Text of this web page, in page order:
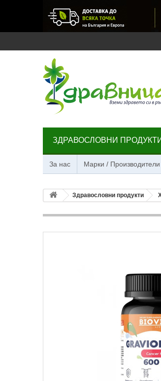
ЗДРАВОСЛОВНИ ПРОДУКТИ
За нас Марки / Производители
Здравословни продукти